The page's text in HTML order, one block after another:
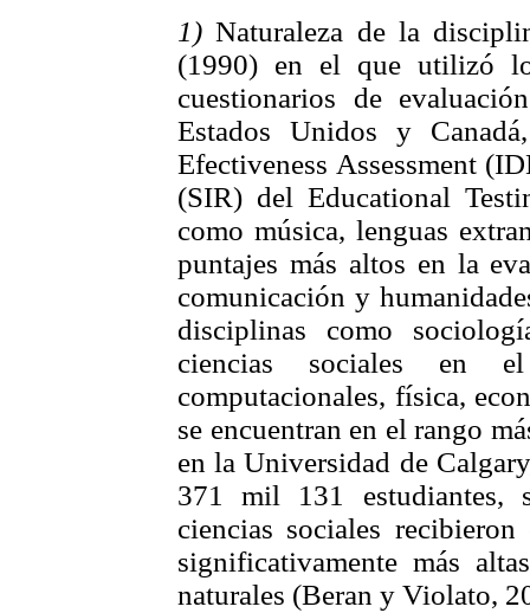
1) Naturaleza de la
(1990) en el que utilizó
cuestionarios de
Estados Unidos y
Efectiveness Assessment
(SIR) del Educational
como música, lenguas
puntajes más altos en la
comunicación y
disciplinas como
ciencias sociales en
computacionales, física,
se encuentran en el rango
en la Universidad de
371 mil 131 estudiantes,
ciencias sociales
significativamente más
naturales (Beran y Violato,